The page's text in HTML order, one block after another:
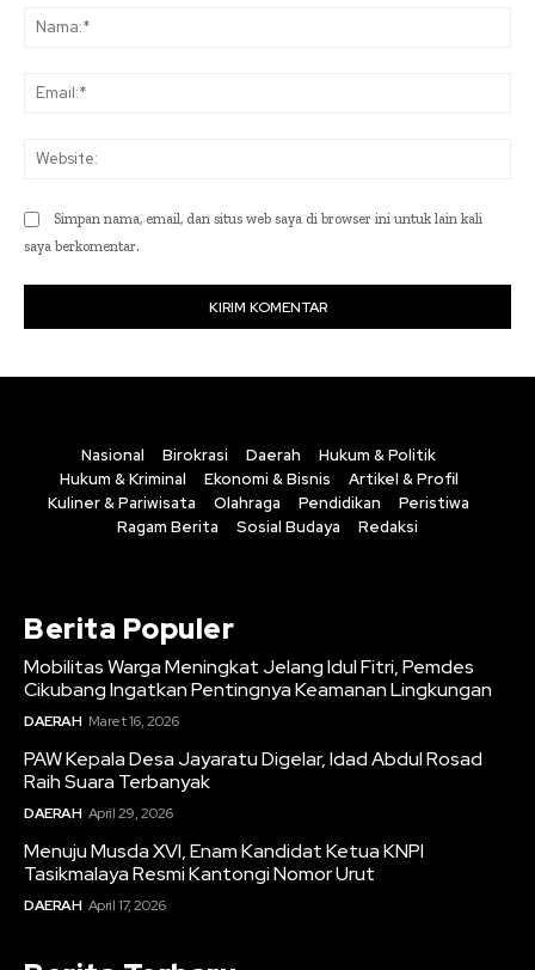
Simpan nama, email, dan situs web saya di browser ini untuk lain kali
saya berkomentar.
Nasional Birokrasi Daerah
Hukum & Politik
Hukum & Kriminal
Ekonomi & Bisnis
Artikel & Profil
Kuliner & Pariwisata
Olahraga Pendidikan
Peristiwa
Ragam Berita
Sosial Budaya Redaksi
Berita Populer
Mobilitas Warga Meningkat Jelang Idul Fitri, Pemdes
Cikubang Ingatkan Pentingnya Keamanan Lingkungan
DAERAH Maret 16, 2026
PAW Kepala Desa Jayaratu Digelar, Idad Abdul Rosad
Raih Suara Terbanyak
DAERAH April 29, 2026
Menuju Musda XVI, Enam Kandidat Ketua KNPI
Tasikmalaya Resmi Kantongi Nomor Urut
DAERAH April 17, 2026